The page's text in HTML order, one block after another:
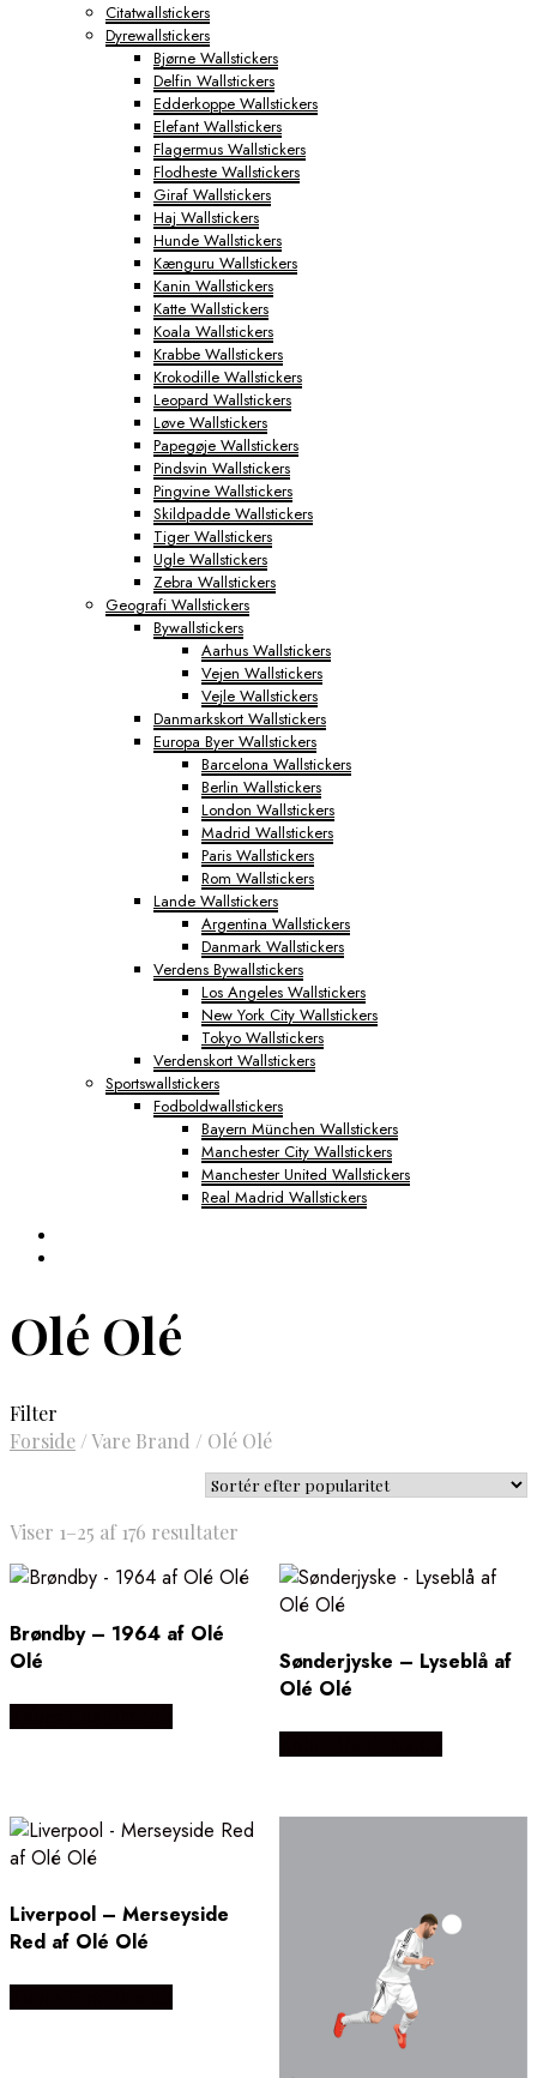
Citatwallstickers
Dyrewallstickers
Bjørne Wallstickers
Delfin Wallstickers
Edderkoppe Wallstickers
Elefant Wallstickers
Flagermus Wallstickers
Flodheste Wallstickers
Giraf Wallstickers
Haj Wallstickers
Hunde Wallstickers
Kænguru Wallstickers
Kanin Wallstickers
Katte Wallstickers
Koala Wallstickers
Krabbe Wallstickers
Krokodille Wallstickers
Leopard Wallstickers
Løve Wallstickers
Papegøje Wallstickers
Pindsvin Wallstickers
Pingvine Wallstickers
Skildpadde Wallstickers
Tiger Wallstickers
Ugle Wallstickers
Zebra Wallstickers
Geografi Wallstickers
Bywallstickers
Aarhus Wallstickers
Vejen Wallstickers
Vejle Wallstickers
Danmarkskort Wallstickers
Europa Byer Wallstickers
Barcelona Wallstickers
Berlin Wallstickers
London Wallstickers
Madrid Wallstickers
Paris Wallstickers
Rom Wallstickers
Lande Wallstickers
Argentina Wallstickers
Danmark Wallstickers
Verdens Bywallstickers
Los Angeles Wallstickers
New York City Wallstickers
Tokyo Wallstickers
Verdenskort Wallstickers
Sportswallstickers
Fodboldwallstickers
Bayern München Wallstickers
Manchester City Wallstickers
Manchester United Wallstickers
Real Madrid Wallstickers
Olé Olé
Filter
Forside /Vare Brand / Olé Olé
Viser 1–25 af 176 resultater
popularitet
Brøndby – 1964 af Olé
Olé
Sønderjyske – Lyseblå af
Olé Olé
Liverpool – Merseyside
Red af Olé Olé